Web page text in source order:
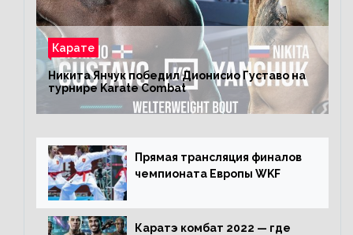
Карате
Никита Янчук победил Дионисио Густаво на
турнире Karate Combat
Прямая трансляция финалов
чемпионата Европы WKF
Каратэ комбат 2022 — где